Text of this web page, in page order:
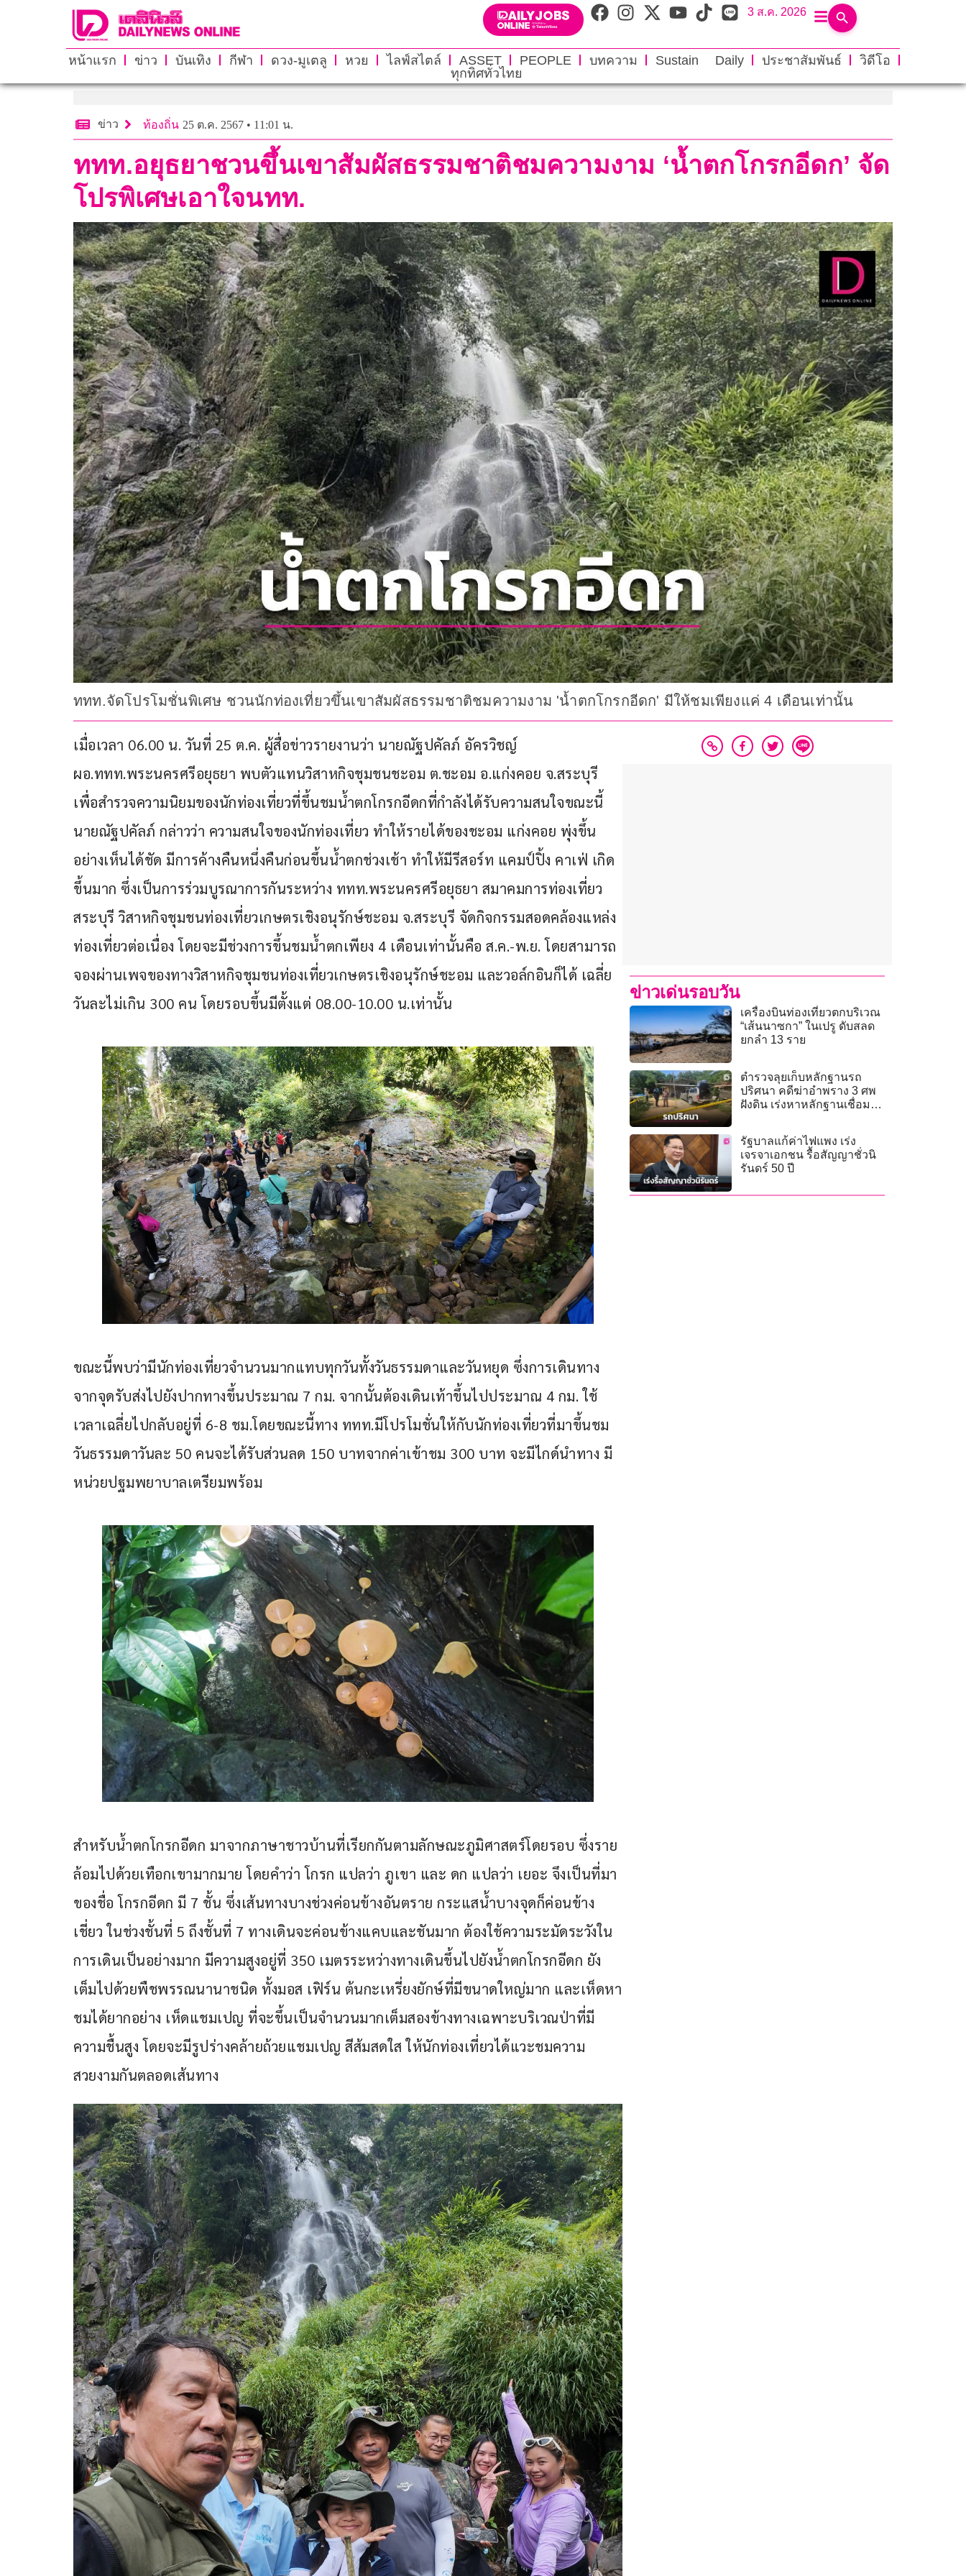
3 ส.ค. 2026
หน้าแรก ข่าว บันเทิง กีฬา ดวง-มูเตลู หวย ไลฟ์สไตล์ ASSET PEOPLE บทความ Sustain Daily ประชาสัมพันธ์
วิดีโอ
ทุกทิศทั่วไทย
ข่าว ท้องถิ่น 25 ต.ค. 2567 • 11:01 น.
ททท.อยุธยาชวนขึ้นเขาสัมผัสธรรมชาติชมความงาม ‘น้ำตกโกรกอีดก’ จัด
โปรพิเศษเอาใจนทท.
ททท.จัดโปรโมชั่นพิเศษ ชวนนักท่องเที่ยวขึ้นเขาสัมผัสธรรมชาติชมความงาม 'น้ำตกโกรกอีดก' มีให้ชมเพียงแค่ 4 เดือนเท่านั้น
เมื่อเวลา 06.00 น. วันที่ 25 ต.ค. ผู้สื่อข่าวรายงานว่า นายณัฐปคัลภ์ อัครวิชญ์
ผอ.ททท.พระนครศรีอยุธยา พบตัวแทนวิสาหกิจชุมชนชะอม ต.ชะอม อ.แก่งคอย จ.สระบุรี
เพื่อสำรวจความนิยมของนักท่องเที่ยวที่ขึ้นชมน้ำตกโกรกอีดกที่กำลังได้รับความสนใจขณะนี้
นายณัฐปคัลภ์ กล่าวว่า ความสนใจของนักท่องเที่ยว ทำให้รายได้ของชะอม แก่งคอย พุ่งขึ้น
อย่างเห็นได้ชัด มีการค้างคืนหนึ่งคืนก่อนขึ้นน้ำตกช่วงเช้า ทำให้มีรีสอร์ท แคมป์ปิ้ง คาเฟ่ เกิด
ขึ้นมาก ซึ่งเป็นการร่วมบูรณาการกันระหว่าง ททท.พระนครศรีอยุธยา สมาคมการท่องเที่ยว
สระบุรี วิสาหกิจชุมชนท่องเที่ยวเกษตรเชิงอนุรักษ์ชะอม จ.สระบุรี จัดกิจกรรมสอดคล้องแหล่ง
ท่องเที่ยวต่อเนื่อง โดยจะมีช่วงการขึ้นชมน้ำตกเพียง 4 เดือนเท่านั้นคือ ส.ค.-พ.ย. โดยสามารถ
จองผ่านเพจของทางวิสาหกิจชุมชนท่องเที่ยวเกษตรเชิงอนุรักษ์ชะอม และวอล์กอินก็ได้ เฉลี่ย
วันละไม่เกิน 300 คน โดยรอบขึ้นมีตั้งแต่ 08.00-10.00 น.เท่านั้น
ขณะนี้พบว่ามีนักท่องเที่ยวจำนวนมากแทบทุกวันทั้งวันธรรมดาและวันหยุด ซึ่งการเดินทาง
จากจุดรับส่งไปยังปากทางขึ้นประมาณ 7 กม. จากนั้นต้องเดินเท้าขึ้นไปประมาณ 4 กม. ใช้
เวลาเฉลี่ยไปกลับอยู่ที่ 6-8 ชม.โดยขณะนี้ทาง ททท.มีโปรโมชั่นให้กับนักท่องเที่ยวที่มาขึ้นชม
วันธรรมดาวันละ 50 คนจะได้รับส่วนลด 150 บาทจากค่าเข้าชม 300 บาท จะมีไกด์นำทาง มี
หน่วยปฐมพยาบาลเตรียมพร้อม
สำหรับน้ำตกโกรกอีดก มาจากภาษาชาวบ้านที่เรียกกันตามลักษณะภูมิศาสตร์โดยรอบ ซึ่งราย
ล้อมไปด้วยเทือกเขามากมาย โดยคำว่า โกรก แปลว่า ภูเขา และ ดก แปลว่า เยอะ จึงเป็นที่มา
ของชื่อ โกรกอีดก มี 7 ชั้น ซึ่งเส้นทางบางช่วงค่อนข้างอันตราย กระแสน้ำบางจุดก็ค่อนข้าง
เชี่ยว ในช่วงชั้นที่ 5 ถึงชั้นที่ 7 ทางเดินจะค่อนข้างแคบและชันมาก ต้องใช้ความระมัดระวังใน
การเดินเป็นอย่างมาก มีความสูงอยู่ที่ 350 เมตรระหว่างทางเดินขึ้นไปยังน้ำตกโกรกอีดก ยัง
เต็มไปด้วยพืชพรรณนานาชนิด ทั้งมอส เฟิร์น ต้นกะเหรี่ยงยักษ์ที่มีขนาดใหญ่มาก และเห็ดหา
ชมได้ยากอย่าง เห็ดแชมเปญ ที่จะขึ้นเป็นจำนวนมากเต็มสองข้างทางเฉพาะบริเวณป่าที่มี
ความชื้นสูง โดยจะมีรูปร่างคล้ายถ้วยแชมเปญ สีส้มสดใส ให้นักท่องเที่ยวได้แวะชมความ
สวยงามกันตลอดเส้นทาง
ข่าวเด่นรอบวัน
เครื่องบินท่องเที่ยวตกบริเวณ
“เส้นนาซกา” ในเปรู ดับสลด
ยกลำ 13 ราย
ตำรวจลุยเก็บหลักฐานรถ
ปริศนา คดีฆ่าอำพราง 3 ศพ
ฝังดิน เร่งหาหลักฐานเชื่อม
รัฐบาลแก้ค่าไฟแพง เร่ง
เจรจาเอกชน รื้อสัญญาชั่วนิ
รันดร์ 50 ปี